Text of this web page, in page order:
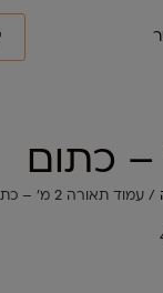
/ עמוד תאורה 2 מ' – כתום